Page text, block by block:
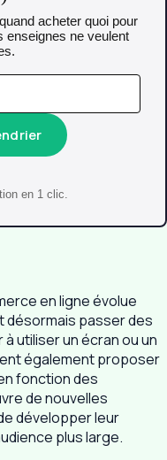
acheter quoi pour
enseignes ne veulent
en 1 clic.
en ligne évolue
désormais passer des
utiliser un écran ou un
également proposer
fonction des
de nouvelles
développer leur
plus large.